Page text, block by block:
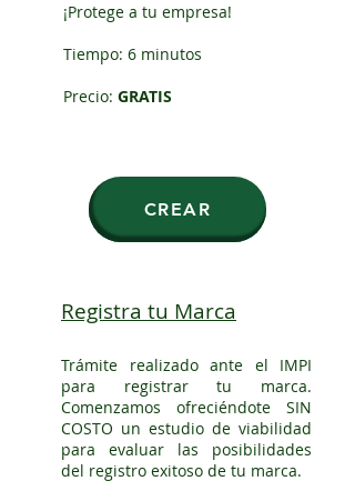
¡Protege a tu empresa!
Tiempo: 6 minutos
Precio: GRATIS
CREAR
Registra tu Marca
Trámite realizado ante el IMPI
para registrar tu marca.
Comenzamos ofreciéndote SIN
COSTO un estudio de viabilidad
para evaluar las posibilidades
del registro exitoso de tu marca.